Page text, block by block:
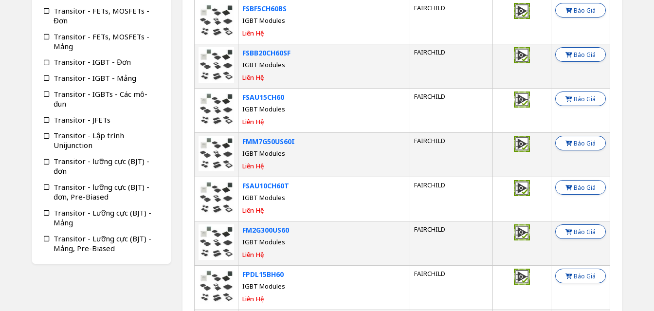
FSBF5CH60BS
IGBT Modules
Liên Hệ
FAIRCHILD Báo Giá
FSBB20CH60SF
IGBT Modules
Liên Hệ
FAIRCHILD Báo Giá
FSAU15CH60
IGBT Modules
Liên Hệ
FAIRCHILD Báo Giá
FMM7G50US60I
IGBT Modules
Liên Hệ
FAIRCHILD Báo Giá
FSAU10CH60T
IGBT Modules
Liên Hệ
FAIRCHILD Báo Giá
FM2G300US60
IGBT Modules
Liên Hệ
FAIRCHILD Báo Giá
FPDL15BH60
IGBT Modules
Liên Hệ
FAIRCHILD Báo Giá
Transitor - FETs, MOSFETs -
Đơn
Transitor - FETs, MOSFETs -
Mảng
Transitor - IGBT - Đơn
Transitor - IGBT - Mảng
Transitor - IGBTs - Các mô-
đun
Transitor - JFETs
Transitor - Lập trình
Unijunction
Transitor - lưỡng cực (BJT) -
đơn
Transitor - lưỡng cực (BJT) -
đơn, Pre-Biased
Transitor - Lưỡng cực (BJT) -
Mảng
Transitor - Lưỡng cực (BJT) -
Mảng, Pre-Biased